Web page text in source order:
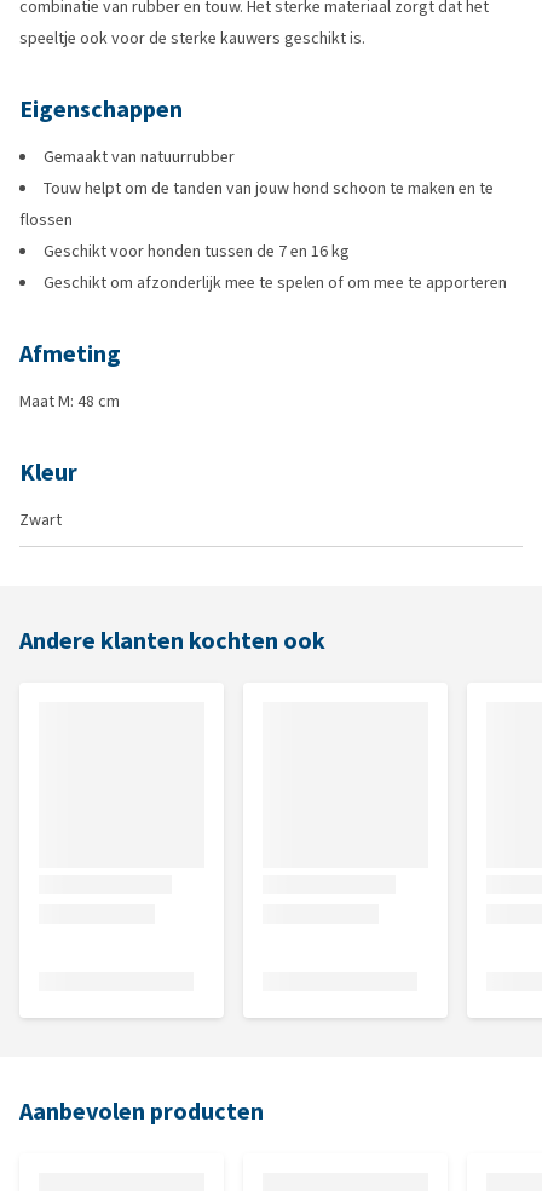
combinatie van rubber en touw. Het sterke materiaal zorgt dat het
speeltje ook voor de sterke kauwers geschikt is.
Eigenschappen
Gemaakt van natuurrubber
Touw helpt om de tanden van jouw hond schoon te maken en te
flossen
Geschikt voor honden tussen de 7 en 16 kg
Geschikt om afzonderlijk mee te spelen of om mee te apporteren
Afmeting
Maat M: 48 cm
Kleur
Zwart
Andere klanten kochten ook
Aanbevolen producten